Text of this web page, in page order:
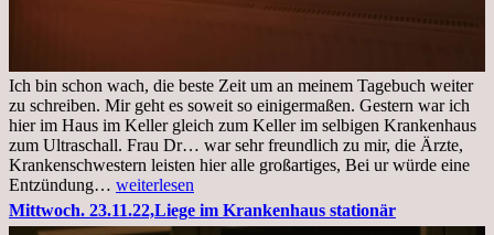
Ich bin schon wach, die beste Zeit um an meinem Tagebuch weiter
zu schreiben. Mir geht es soweit so einigermaßen. Gestern war ich
hier im Haus im Keller gleich zum Keller im selbigen Krankenhaus
zum Ultraschall. Frau Dr… war sehr freundlich zu mir, die Ärzte,
Krankenschwestern leisten hier alle großartiges, Bei ur würde eine
Entzündung… Freitag,
25.11.2022
Kleines
weiterlesen
Mittwoch. 23.11.22,Liege im Krankenhaus stationär